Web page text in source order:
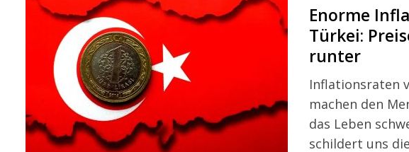
Enorme
Türkei:
runter
Inflationsraten
machen den
das Leben
schildert uns